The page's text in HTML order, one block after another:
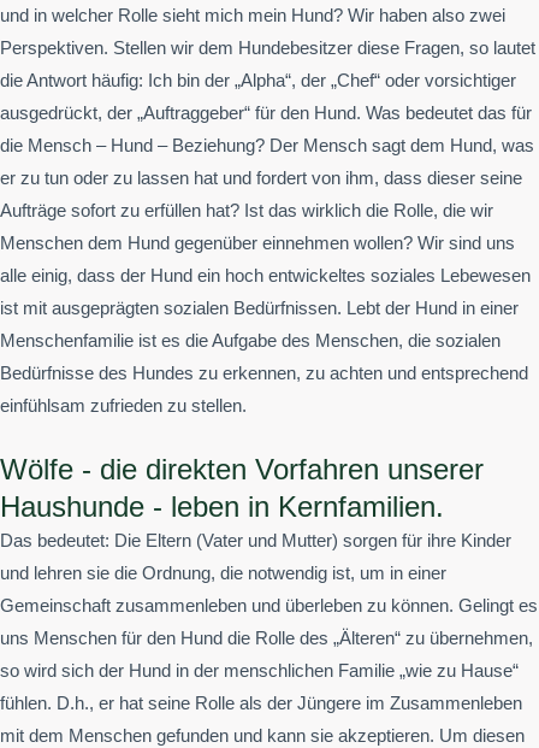
und in welcher Rolle sieht mich mein Hund? Wir haben also zwei
Perspektiven. Stellen wir dem Hundebesitzer diese Fragen, so lautet
die Antwort häufig: Ich bin der „Alpha“, der „Chef“ oder vorsichtiger
ausgedrückt, der „Auftraggeber“ für den Hund. Was bedeutet das für
die Mensch – Hund – Beziehung? Der Mensch sagt dem Hund, was
er zu tun oder zu lassen hat und fordert von ihm, dass dieser seine
Aufträge sofort zu erfüllen hat? Ist das wirklich die Rolle, die wir
Menschen dem Hund gegenüber einnehmen wollen? Wir sind uns
alle einig, dass der Hund ein hoch entwickeltes soziales Lebewesen
ist mit ausgeprägten sozialen Bedürfnissen. Lebt der Hund in einer
Menschenfamilie ist es die Aufgabe des Menschen, die sozialen
Bedürfnisse des Hundes zu erkennen, zu achten und entsprechend
einfühlsam zufrieden zu stellen.
Wölfe - die direkten Vorfahren unserer
Haushunde - leben in Kernfamilien.
Das bedeutet: Die Eltern (Vater und Mutter) sorgen für ihre Kinder
und lehren sie die Ordnung, die notwendig ist, um in einer
Gemeinschaft zusammenleben und überleben zu können. Gelingt es
uns Menschen für den Hund die Rolle des „Älteren“ zu übernehmen,
so wird sich der Hund in der menschlichen Familie „wie zu Hause“
fühlen. D.h., er hat seine Rolle als der Jüngere im Zusammenleben
mit dem Menschen gefunden und kann sie akzeptieren. Um diesen